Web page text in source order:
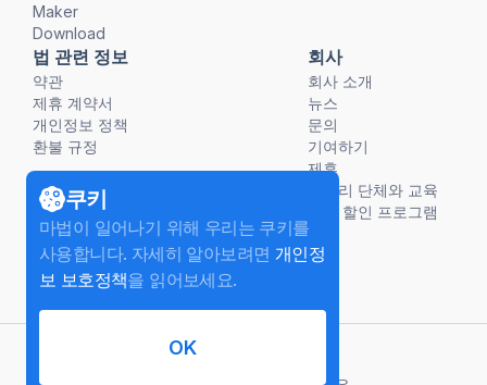
Maker
Download
법 관련 정보
약관
제휴 계약서
개인정보 정책
환불 규정
회사
회사 소개
뉴스
문의
기여하기
제휴
비영리 단체와 교육
단체 할인 프로그램
쿠키
마법이 일어나기 위해 우리는 쿠키를
사용합니다. 자세히 알아보려면 개인정
보 보호정책을 읽어보세요.
OK